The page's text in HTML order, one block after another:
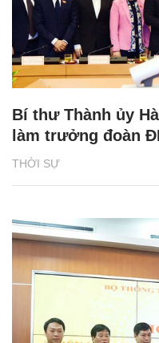
THỜI SỰ
Bí thư Thành ủy
làm trưởng đoàn